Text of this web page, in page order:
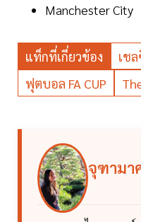
Manchester City
แท็กที่เกี่ยวข้อง เช
ฟุตบอล FA CUP
จุฑามา